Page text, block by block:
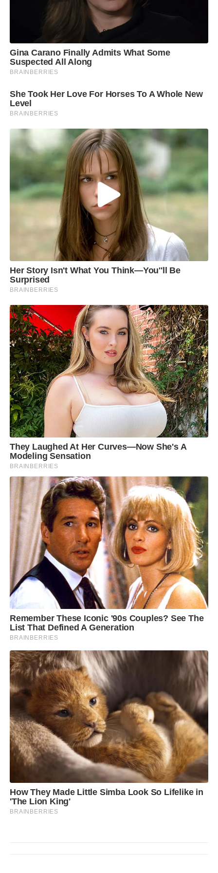
Gina Carano Finally Admits What Some
Suspected All Along
BRAINBERRIES
She Took Her Love For Horses To A Whole New
Level
BRAINBERRIES
Her Story Isn't What You Think—You''ll Be
Surprised
BRAINBERRIES
They Laughed At Her Curves—Now She's A
Modeling Sensation
BRAINBERRIES
Remember These Iconic '90s Couples? See The
List That Defined A Generation
BRAINBERRIES
How They Made Little Simba Look So Lifelike in
'The Lion King'
BRAINBERRIES